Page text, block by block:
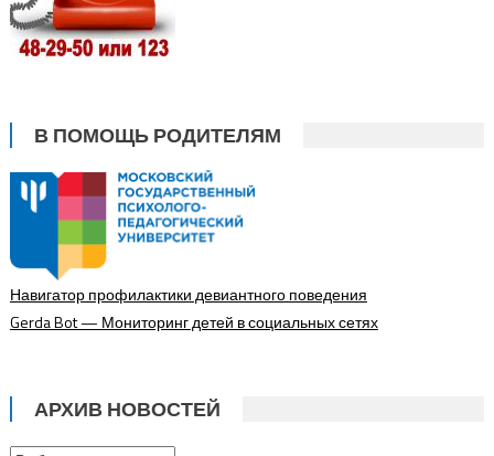
В ПОМОЩЬ РОДИТЕЛЯМ
Навигатор профилактики девиантного поведения
Gerda Bot — Мониторинг детей в социальных сетях
АРХИВ НОВОСТЕЙ